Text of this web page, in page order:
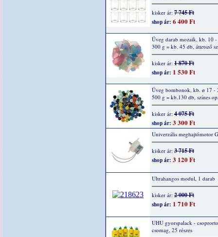
kisker ár: 7 745 Ft
shop ár: 6 400 Ft
Üveg darab mozaik, kb. 10
300 g = kb. 45 db, áttetsző
kisker ár: 1 870 Ft
shop ár: 1 530 Ft
Üveg bombonok, kb. ø 17 -
500 g = kb.130 db, színes
kisker ár: 4 075 Ft
shop ár: 3 300 Ft
Univerzális meghajtómotor
kisker ár: 3 715 Ft
shop ár: 3 120 Ft
Ultrahangos modul, 1 darab
kisker ár: 2 000 Ft
shop ár: 1 710 Ft
UHU gyorspalack -
csomag, 25 részes